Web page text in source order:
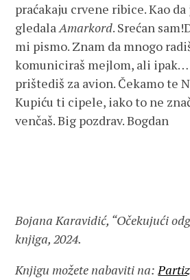
praćakaju crvene ribice. Kao da
gledalaAmarkord. Srećan
mi pismo. Znam da mnogo
komuniciraš mejlom, ali ipak…
prištediš za avion. Čekamo te
Kupiću ti cipele, iako to ne
venčaš. Big pozdrav. Bogdan
Bojana Karavidić, “Očekujući
knjiga, 2024.
Knjigu možete nabaviti na: